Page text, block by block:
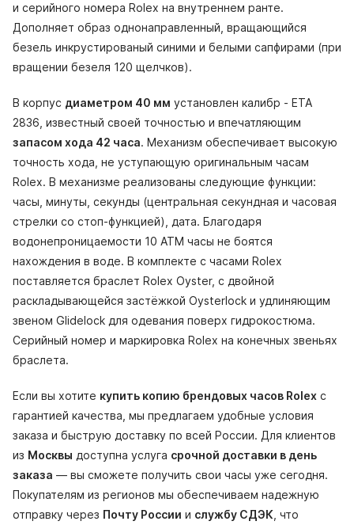
и серийного номера Rolex на внутреннем ранте.
Дополняет образ однонаправленный, вращающийся
безель инкрустированый синими и белыми сапфирами (при
вращении безеля 120 щелчков).
В корпус диаметром 40 мм установлен калибр - ETA
2836, известный своей точностью и впечатляющим
запасом хода 42 часа. Механизм обеспечивает высокую
точность хода, не уступающую оригинальным часам
Rolex. В механизме реализованы следующие функции:
часы, минуты, секунды (центральная секундная и часовая
стрелки со стоп-функцией), дата. Благодаря
водонепроницаемости 10 АТМ часы не боятся
нахождения в воде. В комплекте с часами Rolex
поставляется браслет Rolex Oyster, с двойной
раскладывающейся застёжкой Oysterlock и удлиняющим
звеном Glidelock для одевания поверх гидрокостюма.
Серийный номер и маркировка Rolex на конечных звеньях
браслета.
Если вы хотите купить копию брендовых часов Rolex с
гарантией качества, мы предлагаем удобные условия
заказа и быструю доставку по всей России. Для клиентов
из Москвы доступна услуга срочной доставки в день
заказа — вы сможете получить свои часы уже сегодня.
Покупателям из регионов мы обеспечиваем надежную
отправку через Почту России и службу СДЭК , что